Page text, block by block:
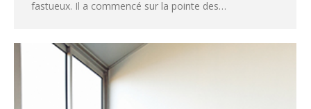
fastueux. Il a commencé sur la pointe des…